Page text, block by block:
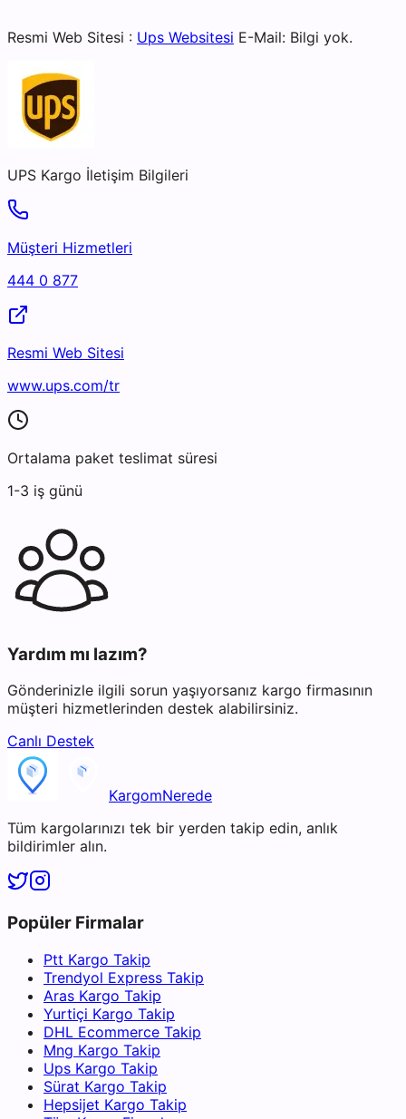
Resmi Web Sitesi : Ups Websitesi E-Mail: Bilgi yok.
UPS Kargo İletişim Bilgileri
Müşteri Hizmetleri
444 0 877
Resmi Web Sitesi
www.ups.com/tr
Ortalama paket teslimat süresi
1-3 iş günü
Yardım mı lazım?
Gönderinizle ilgili sorun yaşıyorsanız kargo firmasının
müşteri hizmetlerinden destek alabilirsiniz.
Canlı Destek
KargomNerede
Tüm kargolarınızı tek bir yerden takip edin, anlık
bildirimler alın.
Popüler Firmalar
Ptt Kargo Takip
Trendyol Express Takip
Aras Kargo Takip
Yurtiçi Kargo Takip
DHL Ecommerce Takip
Mng Kargo Takip
Ups Kargo Takip
Sürat Kargo Takip
Hepsijet Kargo Takip